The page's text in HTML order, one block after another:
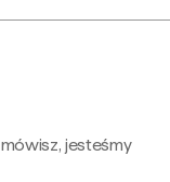
jesteśmy